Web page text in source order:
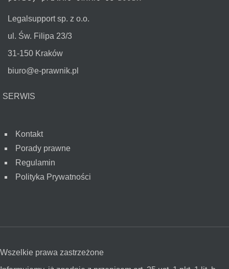
Legalsupport sp. z o.o.
ul. Św. Filipa 23/3
31-150 Kraków
biuro@e-prawnik.pl
SERWIS
Kontakt
Porady prawne
Regulamin
Polityka Prywatności
Wszelkie prawa zastrzeżone